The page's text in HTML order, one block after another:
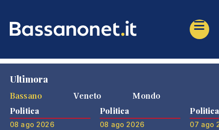
Ultimora
Bassano
Veneto Mondo
Politica
08 ago 2026
Politica
08 ago 2026
Politica
07 ago